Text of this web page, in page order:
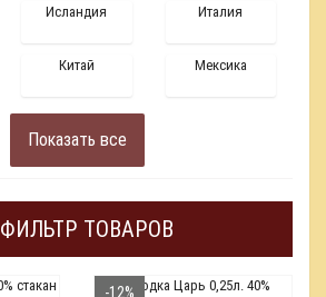
Исландия Италия
Китай Мексика
Показать все
ФИЛЬТР ТОВАРОВ
-12%